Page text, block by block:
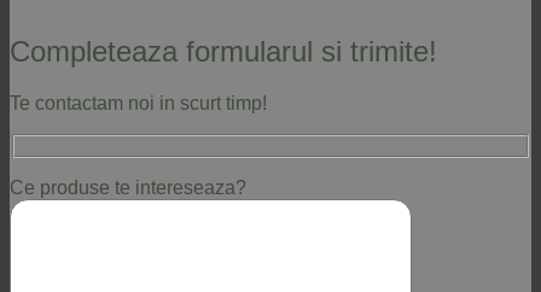
Completeaza formularul si trimite!
Te contactam noi in scurt timp!
Ce produse te intereseaza?